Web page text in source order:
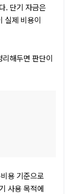
. 단기 자금은
실제 비용이
해두면 판단이
용 기준으로
사용 목적에